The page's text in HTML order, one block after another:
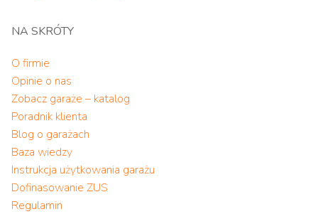
NA SKRÓTY
O firmie
Opinie o nas
Zobacz garaże – katalog
Poradnik klienta
Blog o garażach
Baza wiedzy
Instrukcja użytkowania garażu
Dofinasowanie ZUS
Regulamin